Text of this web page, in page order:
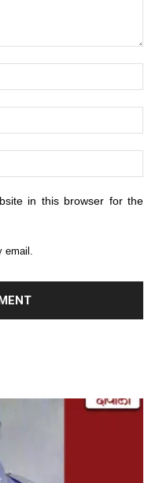
in this browser for the